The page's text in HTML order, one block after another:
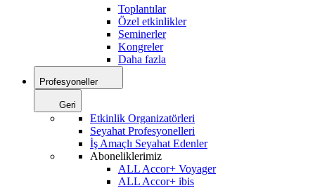
Toplantılar
Özel etkinlikler
Seminerler
Kongreler
Daha fazla
Profesyoneller
Geri
Etkinlik Organizatörleri
Seyahat Profesyonelleri
İş Amaçlı Seyahat Edenler
Aboneliklerimiz
ALL Accor+ Voyager
ALL Accor+ ibis